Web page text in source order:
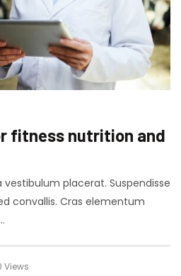
fitness nutrition and
placerat. Suspendisse
convallis. Cras elementum
Views